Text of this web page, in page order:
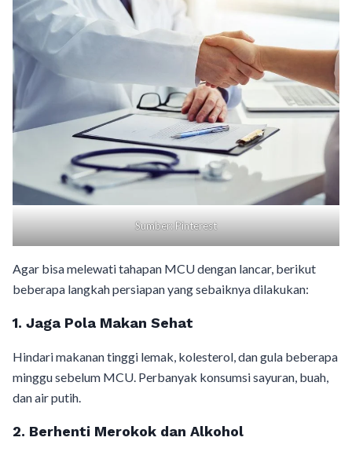
Sumber: Pinterest
Agar bisa melewati tahapan MCU dengan lancar, berikut
beberapa langkah persiapan yang sebaiknya dilakukan:
1. Jaga Pola Makan Sehat
Hindari makanan tinggi lemak, kolesterol, dan gula beberapa
minggu sebelum MCU. Perbanyak konsumsi sayuran, buah,
dan air putih.
2. Berhenti Merokok dan Alkohol